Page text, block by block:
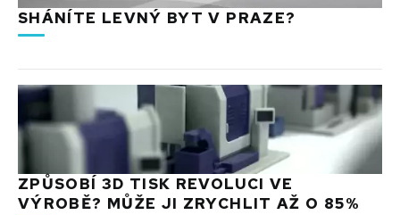
SHÁNÍTE LEVNÝ BYT V PRAZE?
ZPŮSOBÍ 3D TISK REVOLUCI VE
VÝROBĚ? MŮŽE JI ZRYCHLIT AŽ O 85%